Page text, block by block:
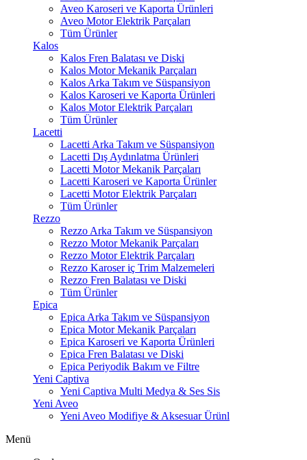
Aveo Karoseri ve Kaporta Ürünleri
Aveo Motor Elektrik Parçaları
Tüm Ürünler
Kalos
Kalos Fren Balatası ve Diski
Kalos Motor Mekanik Parçaları
Kalos Arka Takım ve Süspansiyon
Kalos Karoseri ve Kaporta Ürünleri
Kalos Motor Elektrik Parçaları
Tüm Ürünler
Lacetti
Lacetti Arka Takım ve Süspansiyon
Lacetti Dış Aydınlatma Ürünleri
Lacetti Motor Mekanik Parçaları
Lacetti Karoseri ve Kaporta Ürünler
Lacetti Motor Elektrik Parçaları
Tüm Ürünler
Rezzo
Rezzo Arka Takım ve Süspansiyon
Rezzo Motor Mekanik Parçaları
Rezzo Motor Elektrik Parçaları
Rezzo Karoser iç Trim Malzemeleri
Rezzo Fren Balatası ve Diski
Tüm Ürünler
Epica
Epica Arka Takım ve Süspansiyon
Epica Motor Mekanik Parçaları
Epica Karoseri ve Kaporta Ürünleri
Epica Fren Balatası ve Diski
Epica Periyodik Bakım ve Filtre
Yeni Captiva
Yeni Captiva Multi Medya & Ses Sis
Yeni Aveo
Yeni Aveo Modifiye & Aksesuar Ürünl
Menü